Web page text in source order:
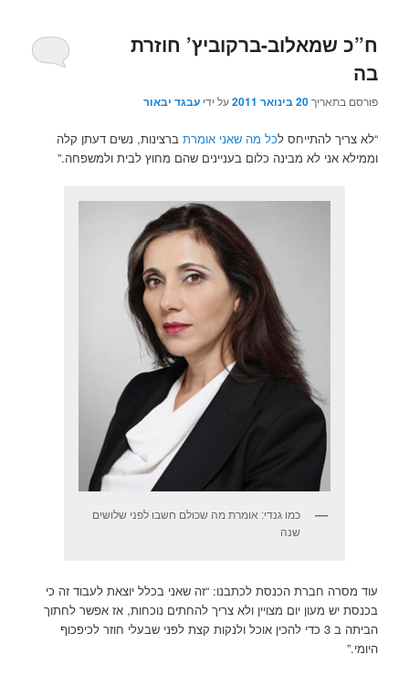
ח”כ שמאלוב-ברקוביץ’ חוזרת
בה
פורסם בתאריך20 בינואר 2011 על ידיעבגד יבאור
“לא צריך להתייחס לכל מה שאני אומרת ברצינות, נשים דעתן קלה
וממילא אני לא מבינה כלום בעניינים שהם מחוץ לבית ולמשפחה.”
כמו גנדי: אומרת מה שכולם חשבו לפני שלושים
שנה
עוד מסרה חברת הכנסת לכתבנו: “זה שאני בכלל יוצאת לעבוד זה כי
בכנסת יש מעון יום מצויין ולא צריך להחתים נוכחות, אז אפשר לחתוך
הביתה ב 3 כדי להכין אוכל ולנקות קצת לפני שבעלי חוזר לכיפכוף
היומי.”